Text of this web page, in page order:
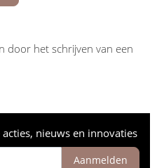
door het schrijven van een
nieuws en innovaties
Aanmelden